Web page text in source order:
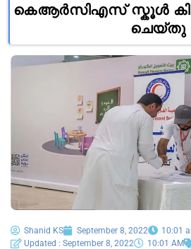
കെആർസിഎസ് സ്കൂൾ
ചെയ്തു
Shanid KS September 8, 2022
10:01
Updated : September 8, 2022
10:01 AM